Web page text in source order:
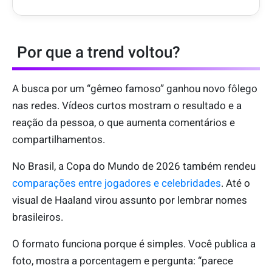
Por que a trend voltou?
A busca por um “gêmeo famoso” ganhou novo fôlego
nas redes. Vídeos curtos mostram o resultado e a
reação da pessoa, o que aumenta comentários e
compartilhamentos.
No Brasil, a Copa do Mundo de 2026 também rendeu
comparações entre jogadores e celebridades. Até o
visual de Haaland virou assunto por lembrar nomes
brasileiros.
O formato funciona porque é simples. Você publica a
foto, mostra a porcentagem e pergunta: “parece